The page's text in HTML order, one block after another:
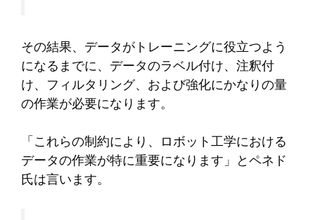
その結果、データがトレーニングに役立つよう
になるまでに、データのラベル付け、注釈付
け、フィルタリング、および強化にかなりの量
の作業が必要になります。
「これらの制約により、ロボット工学における
データの作業が特に重要になります」とペネド
氏は言います。